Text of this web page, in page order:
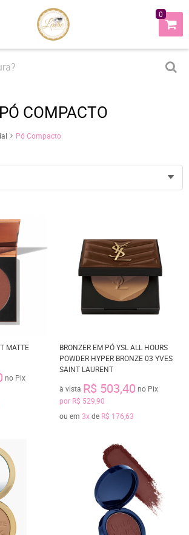
0
PÓ COMPACTO
Pó Compacto
MATTE
no Pix
BRONZER EM PÓ YSL ALL HOURS
POWDER HYPER BRONZE 03 YVES
SAINT LAURENT
à vista R$ 503,40 no Pix
por R$ 529,90
ou em 3xde R$ 176,63